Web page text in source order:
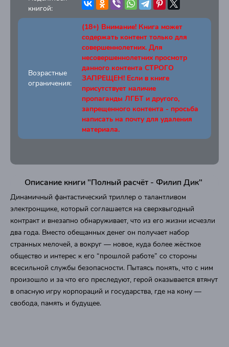
книгой:
Возрастные
ограничения:
(18+) Внимание! Книга может
содержать контент только для
совершеннолетних. Для
несовершеннолетних просмотр
данного контента СТРОГО
ЗАПРЕЩЕН! Если в книге
присутствует наличие
пропаганды ЛГБТ и другого,
запрещенного контента - просьба
написать на почту для удаления
материала.
Описание книги "Полный расчёт - Филип Дик"
Динамичный фантастический триллер о талантливом
электронщике, который соглашается на сверхвыгодный
контракт и внезапно обнаруживает, что из его жизни исчезли
два года. Вместо обещанных денег он получает набор
странных мелочей, а вокруг — новое, куда более жёсткое
общество и интерес к его “прошлой работе” со стороны
всесильной службы безопасности. Пытаясь понять, что с ним
произошло и за что его преследуют, герой оказывается втянут
в опасную игру корпораций и государства, где на кону —
свобода, память и будущее.